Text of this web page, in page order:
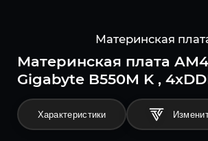
Материнская
Материнская плата
Gigabyte B550M K ,
Характеристики